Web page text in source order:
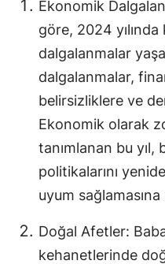
Ekonomik
göre, 2024
dalgalanmalar
dalgalanmalar,
belirsizliklere ve
Ekonomik olarak
tanımlanan bu
politikalarını
uyum
Doğal Afetler:
kehanetlerinde